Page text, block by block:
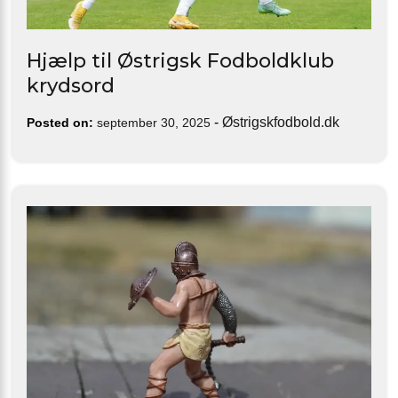
Hjælp til Østrigsk Fodboldklub
krydsord
Posted on: september 30, 2025 - Østrigskfodbold.dk